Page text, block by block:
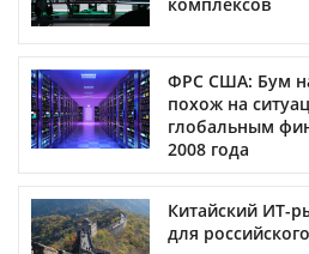
ФРС США: Бум
похож на
глобальным
2008 года
Китайский ИТ-
для